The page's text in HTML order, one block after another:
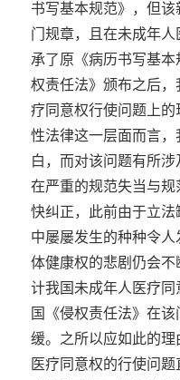
书写基本规范》，但
门规章，且在未成年
承了原《病历书写基
权责任法》颁布之后
疗同意权行使问题上
性法律这一层面而言
白，而对该问题有所
在严重的规范失当与
快纠正，此前由于立
中屡屡发生的种种令
体健康权的悲剧仍会
计我国未成年人医疗
国《侵权责任法》在
缓。之所以应如此的
医疗同意权的行使问